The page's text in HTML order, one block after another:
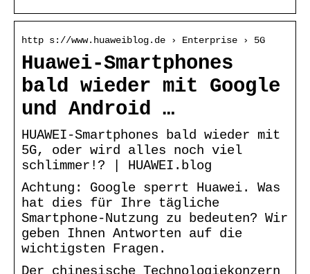
http s://www.huaweiblog.de › Enterprise › 5G
Huawei-Smartphones
bald wieder mit Google
und Android …
HUAWEI-Smartphones bald wieder mit
5G, oder wird alles noch viel
schlimmer!? | HUAWEI.blog
Achtung: Google sperrt Huawei. Was
hat dies für Ihre tägliche
Smartphone-Nutzung zu bedeuten? Wir
geben Ihnen Antworten auf die
wichtigsten Fragen.